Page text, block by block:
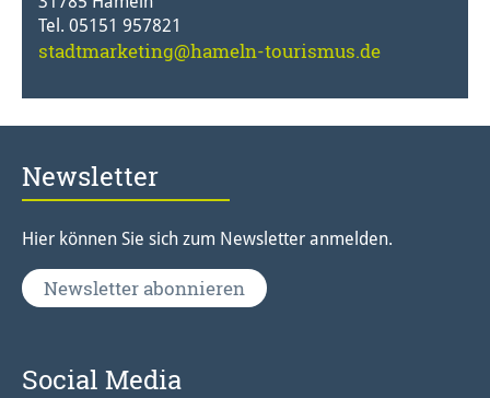
Tel. 05151 957821
stadtmarketing@hameln-tourismus.de
Newsletter
Hier können Sie sich zum Newsletter anmelden.
Newsletter abonnieren
Social Media